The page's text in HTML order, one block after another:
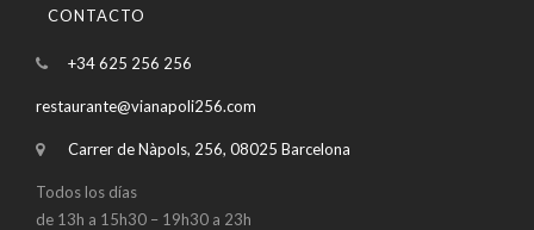
CONTACTO
+34 625 256 256
restaurante@vianapoli256.com
Carrer de Nàpols, 256, 08025 Barcelona
Todos los días
de 13h a 15h30 – 19h30 a 23h